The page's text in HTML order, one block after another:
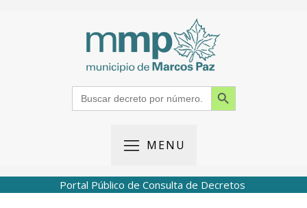
Search
for:
Search Button
MENU
Portal Público de Consulta de Decretos